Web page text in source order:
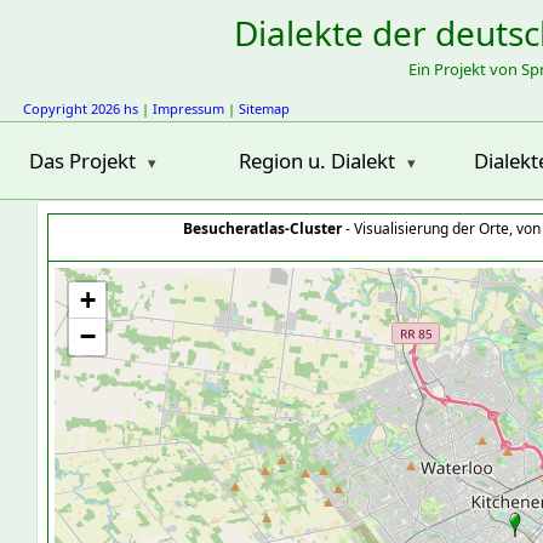
Dialekte der
Ein Projekt von
Copyright 2026 hs | Impressum | Sitemap
Das Projekt Region u. Dialekt
Besucheratlas-Cluster- Visualisierung der Orte,
+
−